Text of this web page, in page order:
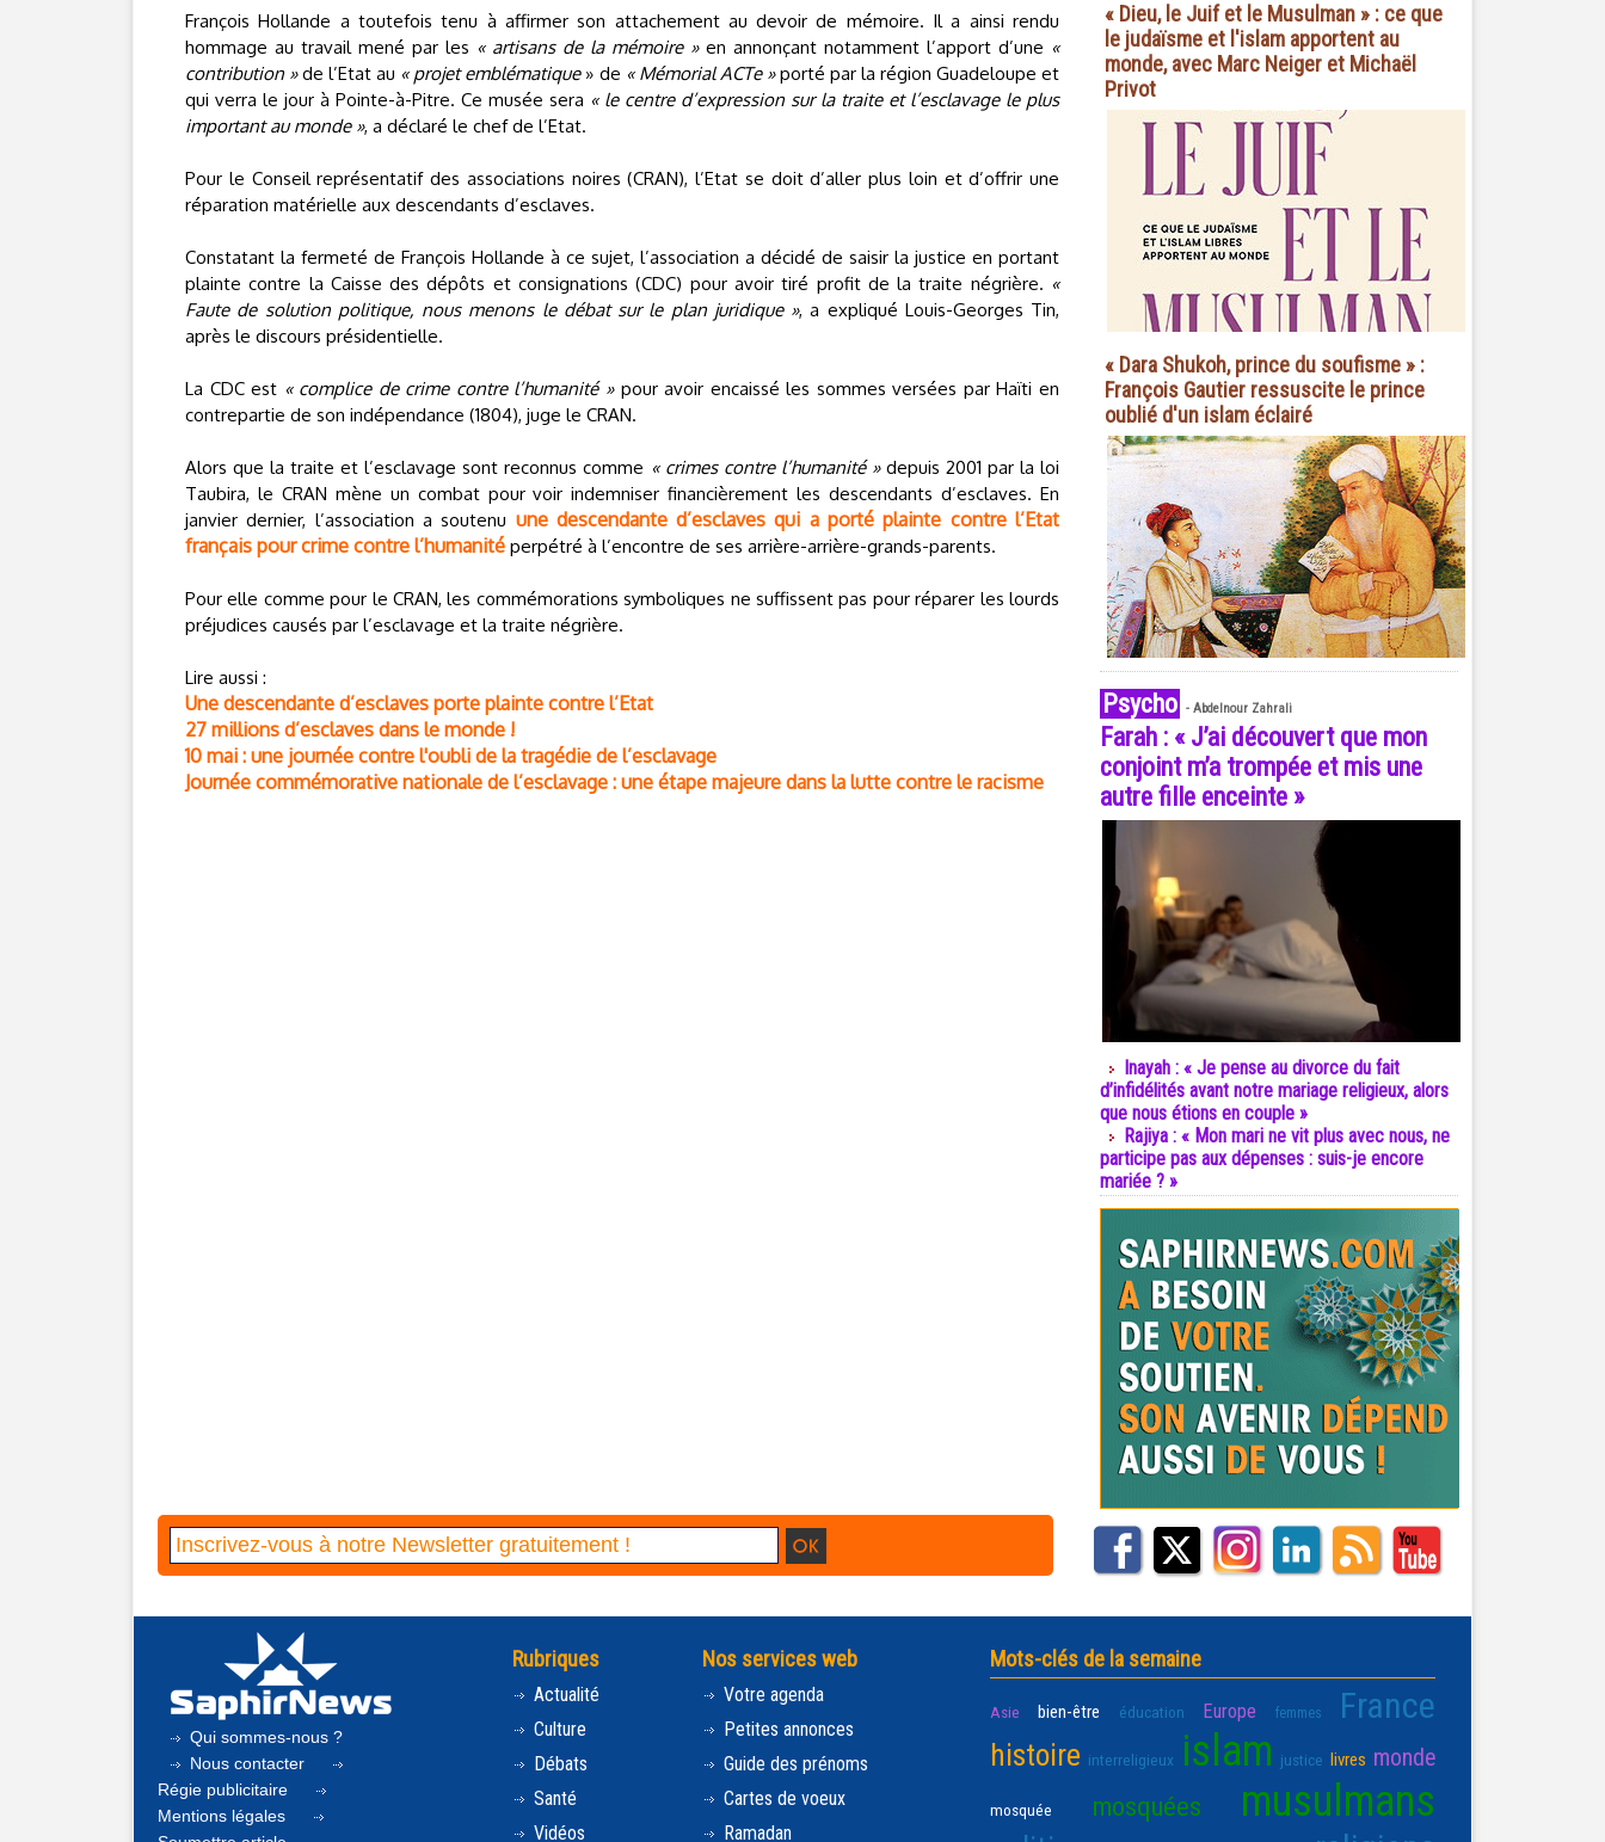
François Hollande a toutefois tenu à affirmer son attachement au devoir de mémoire. Il a ainsi rendu
hommage au travail mené par les « artisans de la mémoire »en annonçant notamment l’apport d’une «
contribution »de l’Etat au « projet emblématique » de « Mémorial ACTe »porté par la région Guadeloupe et
qui verra le jour à Pointe-à-Pitre. Ce musée sera « le centre d’expression sur la traite et l’esclavage le plus
important au monde », a déclaré le chef de l’Etat.
Pour le Conseil représentatif des associations noires (CRAN), l’Etat se doit d’aller plus loin et d’offrir une
réparation matérielle aux descendants d’esclaves.
Constatant la fermeté de François Hollande à ce sujet, l’association a décidé de saisir la justice en portant
plainte contre la Caisse des dépôts et consignations (CDC) pour avoir tiré profit de la traite négrière. «
Faute de solution politique, nous menons le débat sur le plan juridique », a expliqué Louis-Georges Tin,
après le discours présidentielle.
La CDC est « complice de crime contre l’humanité » pour avoir encaissé les sommes versées par Haïti en
contrepartie de son indépendance (1804), juge le CRAN.
Alors que la traite et l’esclavage sont reconnus comme « crimes contre l’humanité »depuis 2001 par la loi
Taubira, le CRAN mène un combat pour voir indemniser financièrement les descendants d’esclaves. En
janvier dernier, l’association a soutenu une descendante d’esclaves qui a porté plainte contre l’Etat
français pour crime contre l’humanité perpétré à l’encontre de ses arrière-arrière-grands-parents.
Pour elle comme pour le CRAN, les commémorations symboliques ne suffissent pas pour réparer les lourds
préjudices causés par l’esclavage et la traite négrière.
Lire aussi :
Une descendante d’esclaves porte plainte contre l’Etat
27 millions d’esclaves dans le monde !
10 mai : une journée contre l'oubli de la tragédie de l’esclavage
Journée commémorative nationale de l’esclavage : une étape majeure dans la lutte contre le racisme
« Dieu, le Juif et le Musulman » : ce que
le judaïsme et l'islam apportent au
monde, avec Marc Neiger et Michaël
Privot
« Dara Shukoh, prince du soufisme » :
François Gautier ressuscite le prince
oublié d'un islam éclairé
Psycho - Abdelnour Zahrali
Farah : « J’ai découvert que mon
conjoint m’a trompée et mis une
autre fille enceinte »
Inayah : « Je pense au divorce du fait
d’infidélités avant notre mariage religieux, alors
que nous étions en couple »
Rajiya : « Mon mari ne vit plus avec nous, ne
participe pas aux dépenses : suis-je encore
mariée ? »
Qui sommes-nous ?
Nous contacter
Régie publicitaire
Mentions légales
Rubriques
Actualité
Culture
Débats
Santé
Vidéos
Nos services web
Votre agenda
Petites annonces
Guide des prénoms
Cartes de voeux
Ramadan
Mots-clés de la semaine
Asie bien-être éducation Europe femmes France
histoire interreligieux islam justice livres monde
mosquée mosquées musulmans